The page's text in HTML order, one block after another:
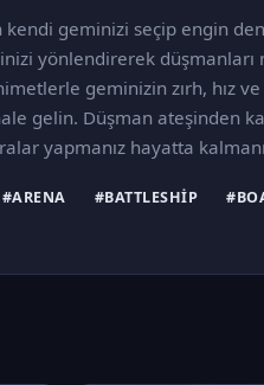
geminizi seçip engin
yönlendirerek düşmanları
geminizin zırh, hız
gelin. Düşman ateşinden
yapmanız hayatta
#ARENA #BATTLESHIP